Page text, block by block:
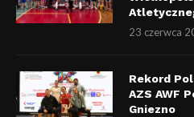
23 czerwca
Rekord
AZS AWF
Gniezno